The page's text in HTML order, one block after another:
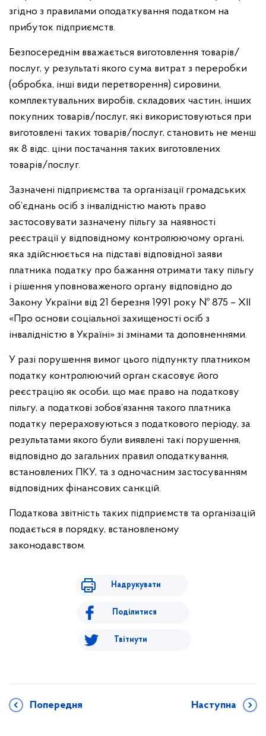
згідно з правилами оподаткування податком на
прибуток підприємств.
Безпосереднім вважається виготовлення товарів/
послуг, у результаті якого сума витрат з переробки
(обробка, інші види перетворення) сировини,
комплектувальних виробів, складових частин, інших
покупних товарів/послуг, які використовуються при
виготовлені таких товарів/послуг, становить не менш
як 8 відс. ціни постачання таких виготовлених
товарів/послуг.
Зазначені підприємства та організації громадських
об’єднань осіб з інвалідністю мають право
застосовувати зазначену пільгу за наявності
реєстрації у відповідному контролюючому органі,
яка здійснюється на підставі відповідної заяви
платника податку про бажання отримати таку пільгу
і рішення уповноваженого органу відповідно до
Закону України від 21 березня 1991 року № 875 – XII
«Про основи соціальної захищеності осіб з
інвалідністю в Україні» зі змінами та доповненнями.
У разі порушення вимог цього підпункту платником
податку контролюючий орган скасовує його
реєстрацію як особи, що має право на податкову
пільгу, а податкові зобов’язання такого платника
податку перераховуються з податкового періоду, за
результатами якого були виявлені такі порушення,
відповідно до загальних правил оподаткування,
встановлених ПКУ, та з одночасним застосуванням
відповідних фінансових санкцій.
Податкова звітність таких підприємств та організацій
подається в порядку, встановленому
законодавством.
Надрукувати
Поділитися
Твітнути
Попередня Наступна